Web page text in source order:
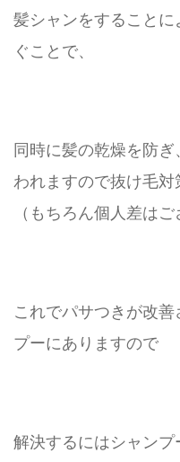
髪シャンをすること
ぐことで、
同時に髪の乾燥を防
われますので抜け毛対
（もちろん個人差はご
これでパサつきが改
プーにありますので
解決するにはシャンプ